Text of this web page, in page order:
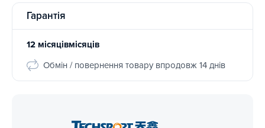
Гарантія
12 місяцівмісяців
Обмін / повернення товару впродовж 14 днів